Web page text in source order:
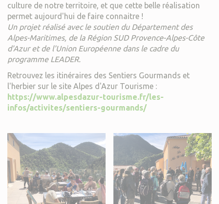
culture de notre territoire, et que cette belle réalisation
permet aujourd'hui de faire connaitre !
Un projet réalisé avec le soutien du Département des
Alpes-Maritimes, de la Région SUD Provence-Alpes-Côte
d'Azur et de l'Union Européenne dans le cadre du
programme LEADER.
Retrouvez les itinéraires des Sentiers Gourmands et
l'herbier sur le site Alpes d'Azur Tourisme :
https://www.alpesdazur-tourisme.fr/les-
infos/activites/sentiers-gourmands/